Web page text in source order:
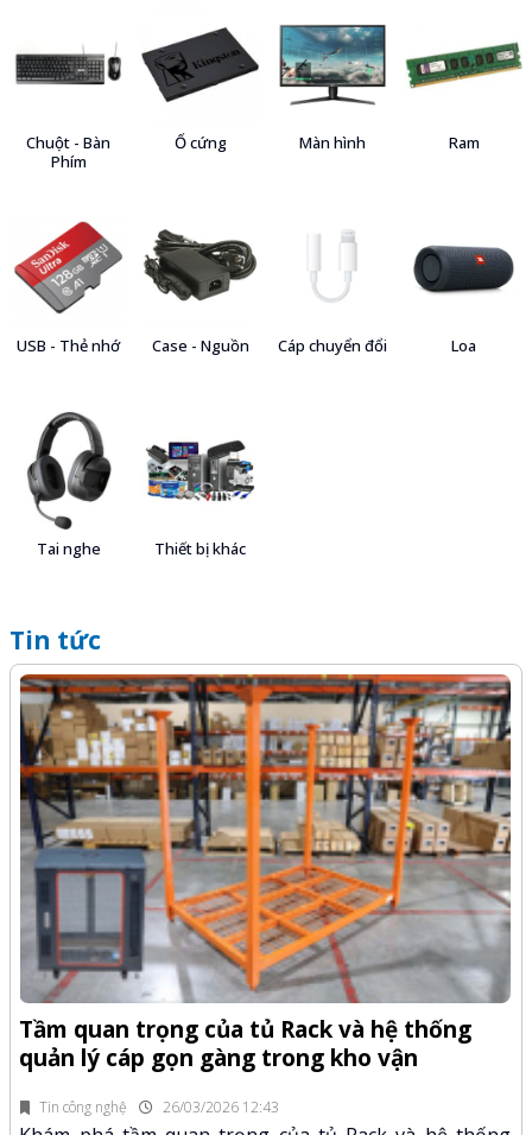
Chuột - Bàn
Phím
Ổ cứng Màn hình Ram
USB - Thẻ nhớ Case - Nguồn Cáp chuyển đổi Loa
Tai nghe Thiết bị khác
Tin tức
Tin công nghệ 26/03/2026 12:43
Tầm quan trọng của tủ Rack và hệ thống
quản lý cáp gọn gàng trong kho vận